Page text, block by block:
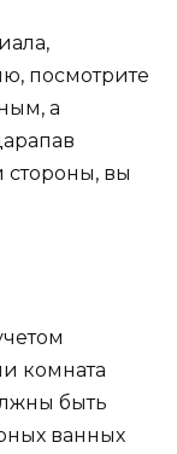
посмотрите
а
стороны, вы
комната
быть
ванных